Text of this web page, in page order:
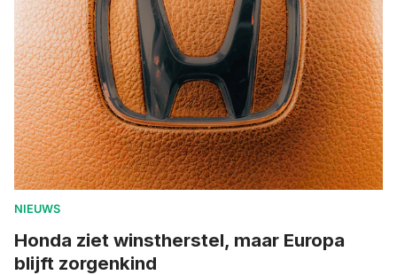
NIEUWS
Honda ziet winstherstel, maar Europa
blijft zorgenkind